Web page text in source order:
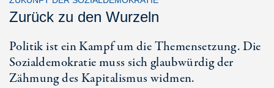
Zurück zu den Wurzeln
Politik ist ein Kampf um die Themensetzung. Die
Sozialdemokratie muss sich glaubwürdig der
Zähmung des Kapitalismus widmen.